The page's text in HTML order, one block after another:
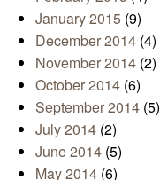
January 2015 (9)
December 2014 (4)
November 2014 (2)
October 2014 (6)
September 2014 (5)
July 2014 (2)
June 2014 (5)
May 2014 (6)